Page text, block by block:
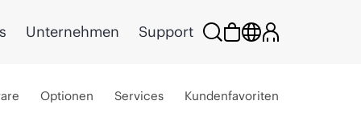
Unternehmen Support
Optionen Services Kundenfavoriten